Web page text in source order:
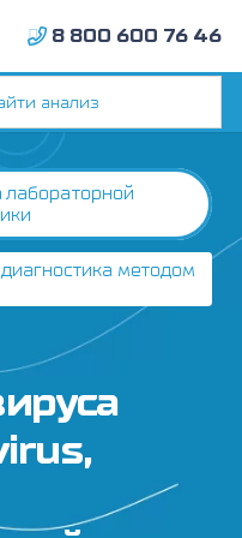
8 800 600 76 46
лабораторной
методом